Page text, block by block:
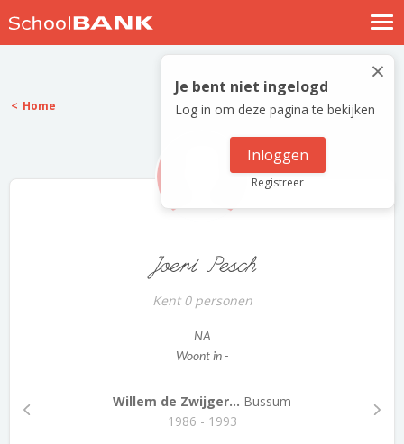
Nostalgische verhalen
Log in
Meld je gratis aan
×
Je bent niet ingelogd
Log in om deze pagina te bekijken
Inloggen
Registreer
Home
Joeri Pesch
Kent 0 personen
NA
Woont in -
Willem de Zwijger... Bussum
1986 - 1993